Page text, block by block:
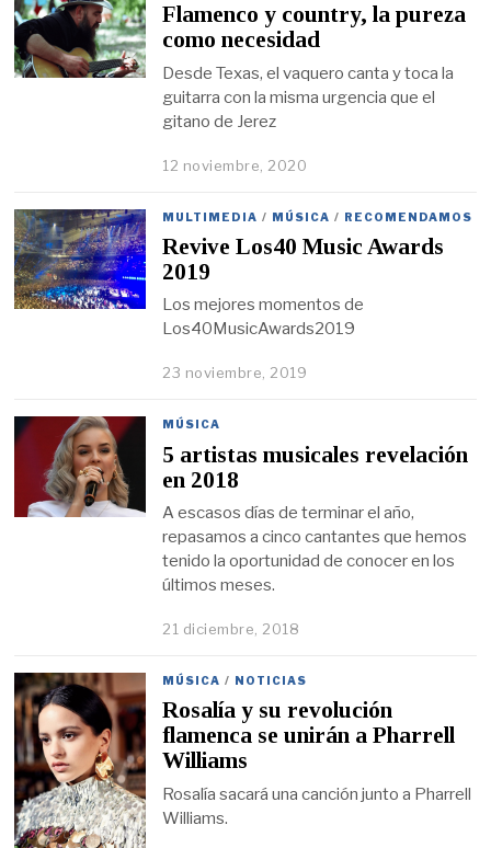
Flamenco y country, la pureza
como necesidad
Desde Texas, el vaquero canta y toca la
guitarra con la misma urgencia que el
gitano de Jerez
12 noviembre, 2020
MULTIMEDIA / MÚSICA / RECOMENDAMOS
Revive Los40 Music Awards
2019
Los mejores momentos de
Los40MusicAwards2019
23 noviembre, 2019
MÚSICA
5 artistas musicales revelación
en 2018
A escasos días de terminar el año,
repasamos a cinco cantantes que hemos
tenido la oportunidad de conocer en los
últimos meses.
21 diciembre, 2018
MÚSICA / NOTICIAS
Rosalía y su revolución
flamenca se unirán a Pharrell
Williams
Rosalía sacará una canción junto a Pharrell
Williams.